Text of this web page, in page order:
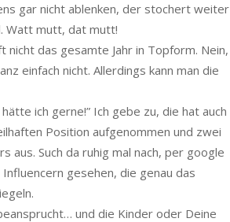
gar nicht ablenken, der stochert weiter
Watt mutt, dat mutt!
das gesamte Jahr in Topform. Nein,
einfach nicht. Allerdings kann man die
ich gerne!” Ich gebe zu, die hat auch
Position aufgenommen und zwei
aus. Such da ruhig mal nach, per google
gesehen, die genau das
und die Kinder oder Deine